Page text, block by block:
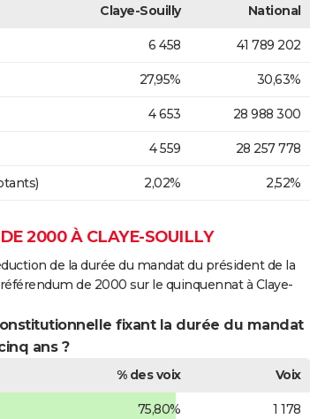
Claye-Souilly National
6 458 41 789 202
27,95% 30,63%
4 653 28 988 300
4 559 28 257 778
2,02% 2,52%
2000 À CLAYE-SOUILLY
de la durée du mandat du président de la
de 2000 sur le quinquennat à Claye-
fixant la durée du mandat
ans ?
% des voix
Voix
75,80% 1 178